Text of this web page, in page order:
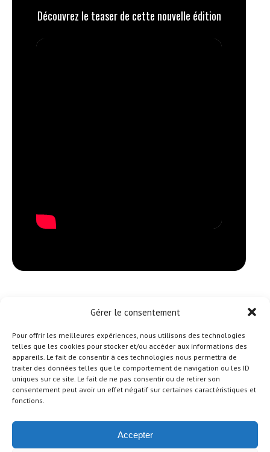
Gérer le consentement
Pour offrir les meilleures expériences, nous utilisons des technologies
telles que les cookies pour stocker et/ou accéder aux informations des
appareils. Le fait de consentir à ces technologies nous permettra de
traiter des données telles que le comportement de navigation ou les ID
uniques sur ce site. Le fait de ne pas consentir ou de retirer son
consentement peut avoir un effet négatif sur certaines caractéristiques et
fonctions.
Accepter
Découvrez le teaser de cette nouvelle édition
Instagram Facebook Youtube